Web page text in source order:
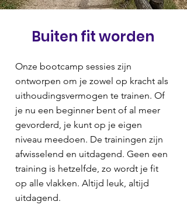
Buiten fit worden
Onze bootcamp sessies zijn
ontworpen om je zowel op kracht als
uithoudingsvermogen te trainen. Of
je nu een beginner bent of al meer
gevorderd, je kunt op je eigen
niveau meedoen. De trainingen zijn
afwisselend en uitdagend. Geen een
training is hetzelfde, zo wordt je fit
op alle vlakken. Altijd leuk, altijd
uitdagend.